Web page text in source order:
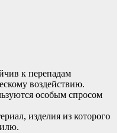
к перепадам
воздействию.
особым спросом
изделия из которого